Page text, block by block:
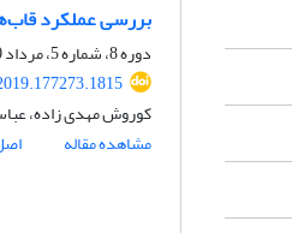
بررسی عملکرد
دوره 8، شماره 5، مرداد 1400، صفحه
کوروش مهدی زاده،
مشاهده مقاله